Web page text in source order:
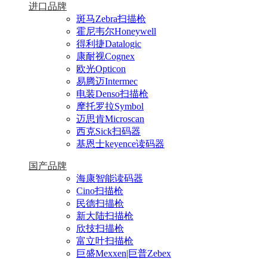
进口品牌
斑马Zebra扫描枪
霍尼韦尔Honeywell
得利捷Datalogic
康耐视Cognex
欧光Opticon
易腾迈Intermec
电装Denso扫描枪
摩托罗拉Symbol
迈思肯Microscan
西克Sick扫码器
基恩士keyence读码器
国产品牌
海康智能读码器
Cino扫描枪
民德扫描枪
新大陆扫描枪
欣技扫描枪
富立叶扫描枪
巨盛Mexxen|巨普Zebex